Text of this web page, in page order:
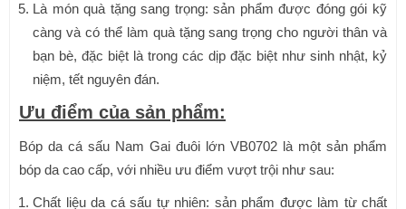
Là món quà tặng sang trọng: sản phẩm được đóng gói kỹ
càng và có thể làm quà tặng sang trọng cho người thân và
bạn bè, đặc biệt là trong các dịp đặc biệt như sinh nhật, kỷ
niệm, tết nguyên đán.
Ưu điểm của sản phẩm:
Bóp da cá sấu Nam Gai đuôi lớn VB0702 là một sản phẩm
bóp da cao cấp, với nhiều ưu điểm vượt trội như sau:
Chất liệu da cá sấu tự nhiên: sản phẩm được làm từ chất